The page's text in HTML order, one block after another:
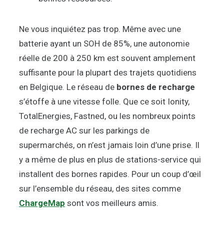
Ne vous inquiétez pas trop. Même avec une
batterie ayant un SOH de 85%, une autonomie
réelle de 200 à 250 km est souvent amplement
suffisante pour la plupart des trajets quotidiens
en Belgique. Le réseau de bornes de recharge
s’étoffe à une vitesse folle. Que ce soit Ionity,
TotalEnergies, Fastned, ou les nombreux points
de recharge AC sur les parkings de
supermarchés, on n’est jamais loin d’une prise. Il
y a même de plus en plus de stations-service qui
installent des bornes rapides. Pour un coup d’œil
sur l’ensemble du réseau, des sites comme
ChargeMap sont vos meilleurs amis.